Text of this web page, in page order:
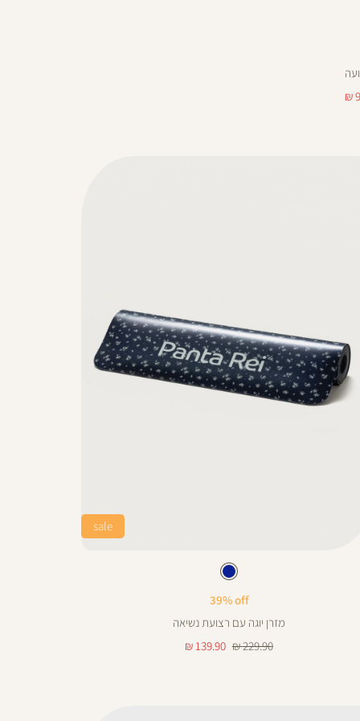
sale
צבע
כחול
כחול
39% off
מזרן יוגה עם רצועת נשיאה
מחיר
139.90 ₪
מחיר
229.90 ₪